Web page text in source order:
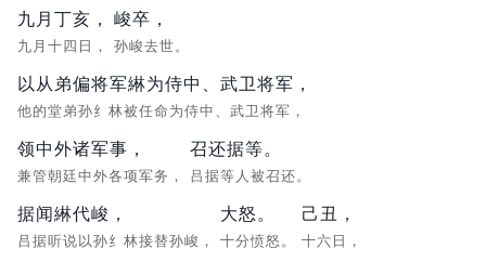
九月丁亥，
九月十四日，
峻卒，
孙峻去世。
以从弟偏将军綝为侍中、武卫将军，
他的堂弟孙纟林被任命为侍中、武卫将军，
领中外诸军事，
兼管朝廷中外各项军务，
召还据等。
吕据等人被召还。
据闻綝代峻，
吕据听说以孙纟林接替孙峻，
大怒。
十分愤怒。
己丑，
十六日，